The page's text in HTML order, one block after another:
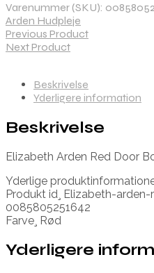
Varenummer (SKU):
Arden Hudpleje
Previous Product
Next Product
Beskrivelse
Yderligere information
Beskrivelse
Elizabeth Arden Red Door
Yderlige
Produkt id¸ Elizabeth-
0085805251642
Farve¸ Rød
Yderligere